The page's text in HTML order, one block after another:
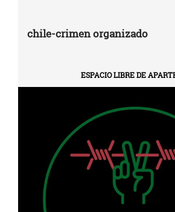
chile-crimen organizado
ESPACIO LIBRE DE